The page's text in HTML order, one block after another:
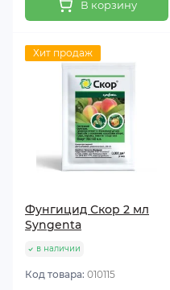
В корзину
Хит продаж
Фунгицид Скор 2 мл
Syngenta
в наличии
Код товара: 010115